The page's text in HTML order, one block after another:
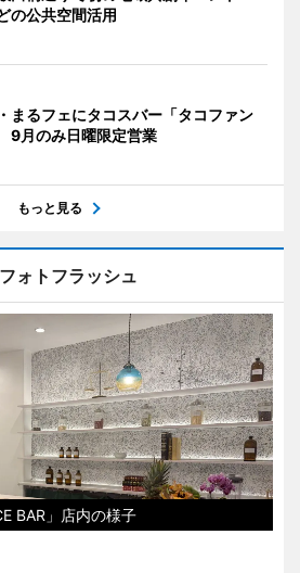
の公共空間活用
まるフェにタコスバー「タコファン
9月のみ日曜限定営業
もっと見る
フォトフラッシュ
BAR」店内の様子